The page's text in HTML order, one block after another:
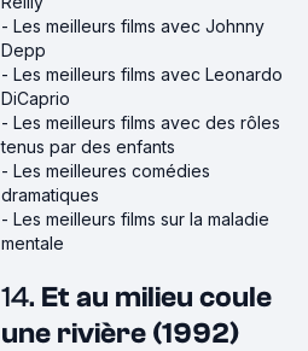
- Les meilleurs films avec Johnny
Depp
- Les meilleurs films avec Leonardo
DiCaprio
- Les meilleurs films avec des rôles
tenus par des enfants
- Les meilleures comédies
dramatiques
- Les meilleurs films sur la maladie
mentale
14. Et au milieu coule
une rivière (1992)